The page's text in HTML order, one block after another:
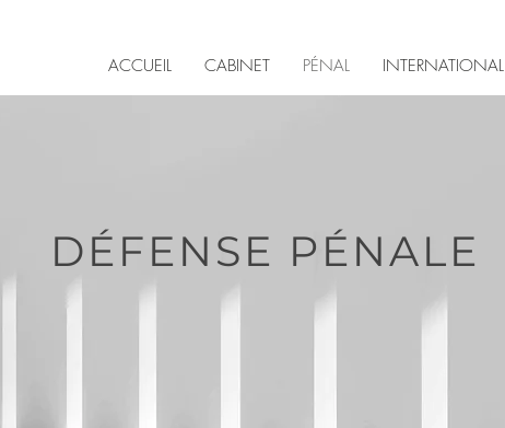
ACCUEIL CABINET PÉNAL INTERNATIONAL
DÉFENSE PÉNALE